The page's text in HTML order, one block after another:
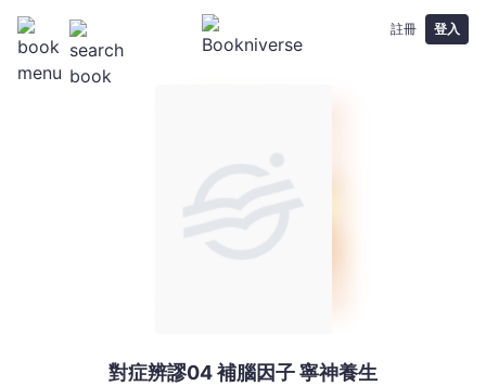
註冊 登入
對症辨謬04 補腦因子 寧神養生